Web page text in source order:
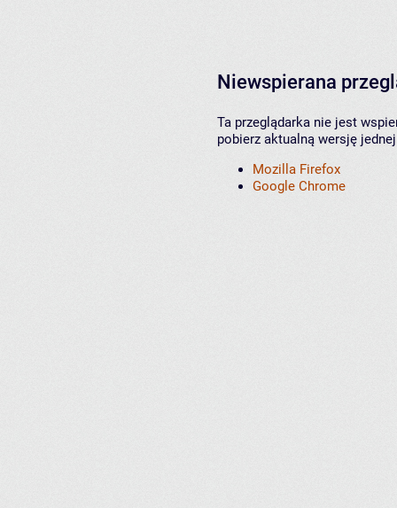
Niewspierana
Ta przeglądarka nie jest
pobierz aktualną wersję
Mozilla Firefox
Google Chrome